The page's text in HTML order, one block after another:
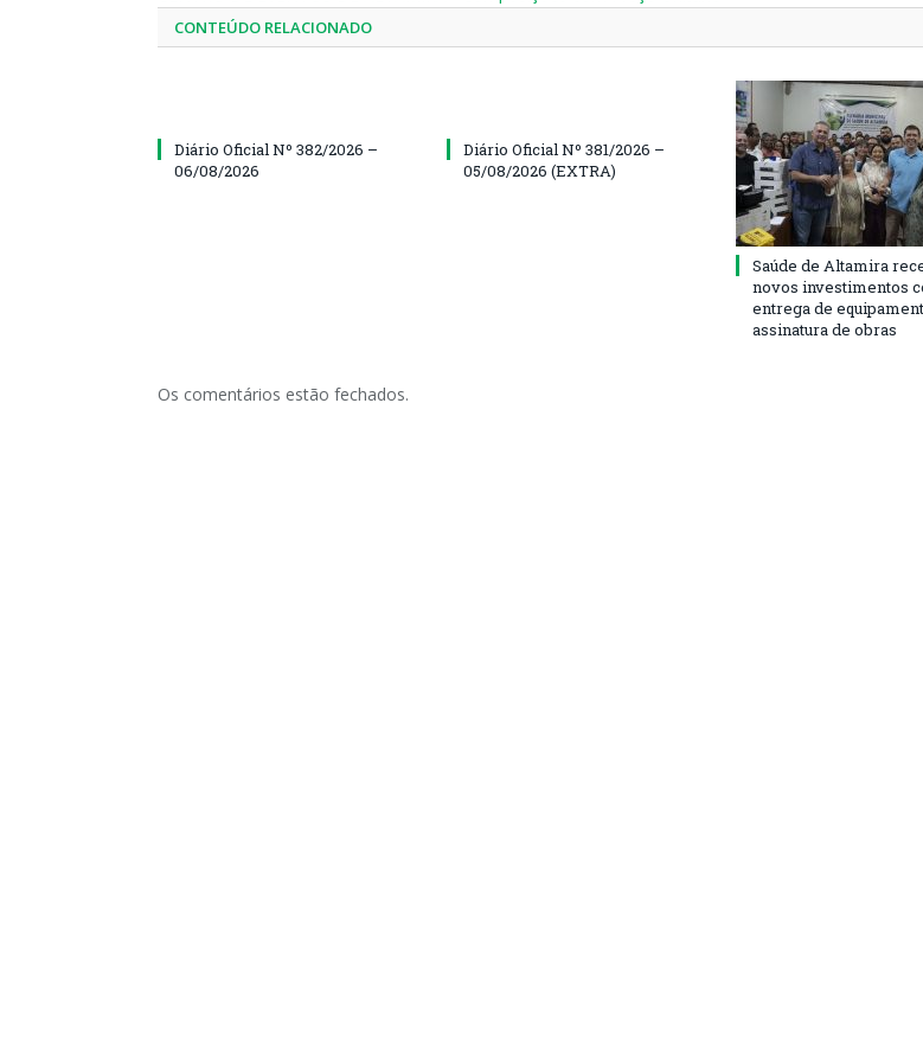
CONTEÚDO RELACIONADO
Diário Oficial Nº 382/2026 –
06/08/2026
Diário Oficial Nº 381/2026 –
05/08/2026 (EXTRA)
Saúde de Altamira
novos investimentos
entrega de
assinatura de obras
Os comentários estão fechados.